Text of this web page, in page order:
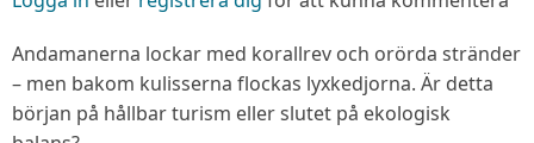
Andamanerna lockar med korallrev och orörda stränder
– men bakom kulisserna flockas lyxkedjorna. Är detta
början på hållbar turism eller slutet på ekologisk